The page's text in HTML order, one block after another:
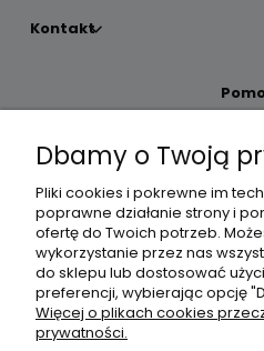
Kontakt
Moje
Płatności i
Dbamy o Twoją
Pliki cookies i pokrewne im
poprawne działanie strony i
ofertę do Twoich potrzeb.
wykorzystanie przez nas
do sklepu lub dostosować
preferencji, wybierając opcję
Więcej o plikach cookies
prywatności.